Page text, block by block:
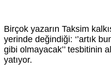
Birçok yazarın Taksim
yerinde değindiği: ‘’artık
gibi olmayacak’’ tesbitinin
yatıyor.